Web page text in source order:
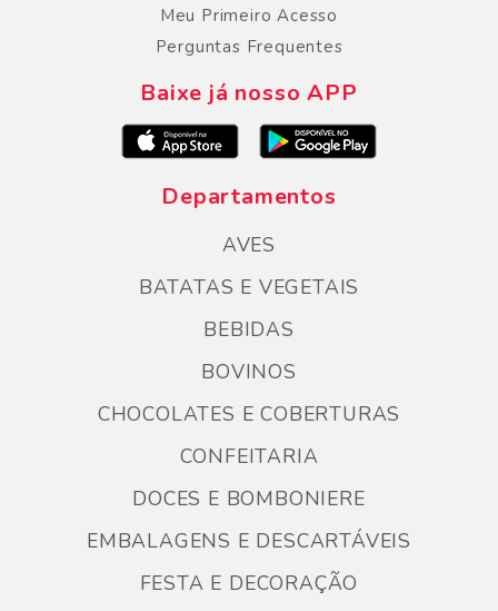
Meu Primeiro Acesso
Perguntas Frequentes
Baixe já nosso APP
Departamentos
AVES
BATATAS E VEGETAIS
BEBIDAS
BOVINOS
CHOCOLATES E COBERTURAS
CONFEITARIA
DOCES E BOMBONIERE
EMBALAGENS E DESCARTÁVEIS
FESTA E DECORAÇÃO